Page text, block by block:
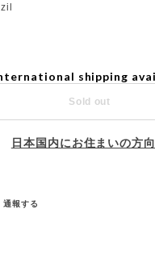
shipping
Sold out
日本国内にお住まいの方
通報する